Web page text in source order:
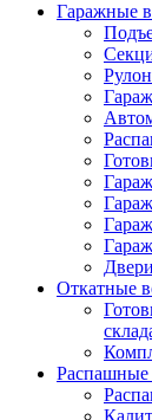
Гаражные
Двери
Откатные
Распашные